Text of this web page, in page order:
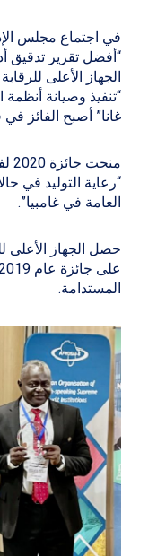
في اجتماع مجلس
الجهاز الأعلى
“تنفيذ وصيانة
غانا” أصبح الفائز في فئة
“رعاية التوليد في
العامة في غامبيا”.
حصل الجهاز الأعلى
المستدامة.